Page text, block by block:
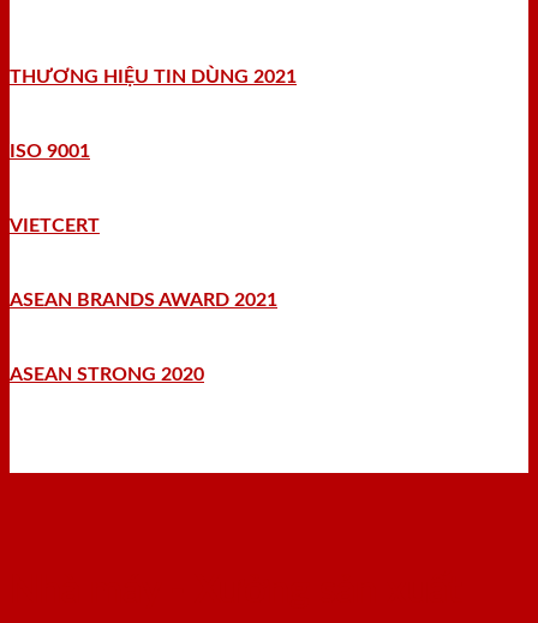
THƯƠNG HIỆU TIN DÙNG 2021
ISO 9001
VIETCERT
ASEAN BRANDS AWARD 2021
ASEAN STRONG 2020